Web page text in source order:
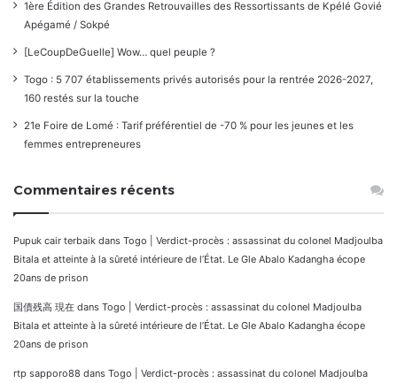
1ère Édition des Grandes Retrouvailles des Ressortissants de Kpélé Govié
Apégamé / Sokpé
[LeCoupDeGuelle] Wow… quel peuple ?
Togo : 5 707 établissements privés autorisés pour la rentrée 2026-2027,
160 restés sur la touche
21e Foire de Lomé : Tarif préférentiel de -70 % pour les jeunes et les
femmes entrepreneures
Commentaires récents
Pupuk cair terbaik dans Togo | Verdict-procès : assassinat du colonel Madjoulba
Bitala et atteinte à la sûreté intérieure de l’État. Le Gle Abalo Kadangha écope
20ans de prison
国債残高 現在 dans Togo | Verdict-procès : assassinat du colonel Madjoulba
Bitala et atteinte à la sûreté intérieure de l’État. Le Gle Abalo Kadangha écope
20ans de prison
rtp sapporo88 dans Togo | Verdict-procès : assassinat du colonel Madjoulba